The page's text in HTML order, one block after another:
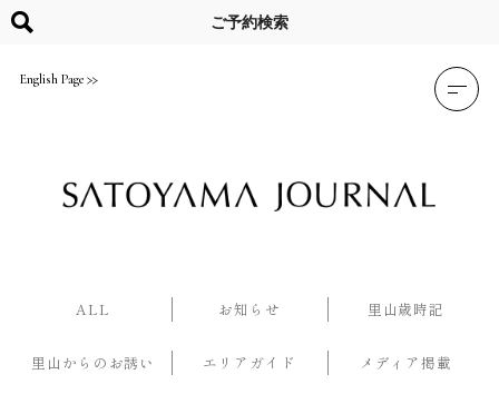
content
English Page
ご予約検索
ALL お知らせ 里山歳時記
里山からのお誘い エリアガイド メディア掲載